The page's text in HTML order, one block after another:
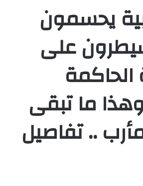
يحسمون
على
ما تبقى
.. تفاصيل